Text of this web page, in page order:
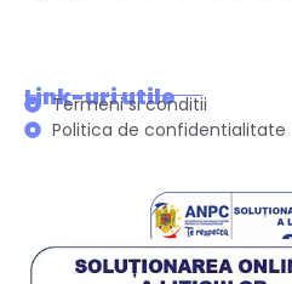
Link-uri utile
Termeni si conditii
Politica de confidentialitate